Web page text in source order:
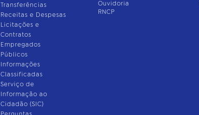
Transferências
Receitas e Despesas
Licitações e
Contratos
Empregados
Públicos
Informações
Classificadas
Serviço de
Informação ao
Cidadão (SIC)
Ouvidoria
RNCP